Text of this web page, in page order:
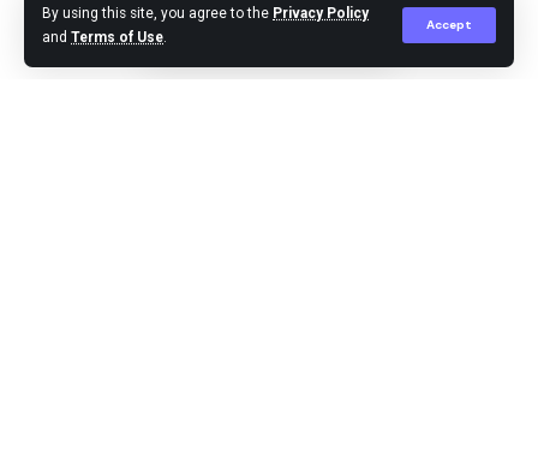
By using this site, you agree to the Privacy Policy
and Terms of Use.
Accept
Editor Published March 18, 2024